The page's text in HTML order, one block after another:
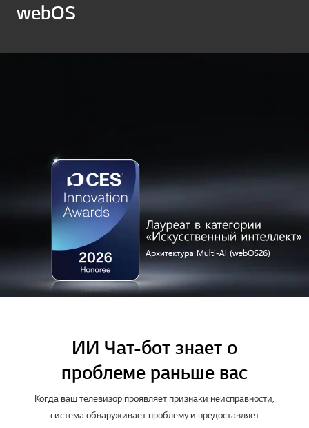
webOS
ИИ Чат-бот знает о
проблеме раньше вас
Когда ваш телевизор проявляет признаки неисправности,
система обнаруживает проблему и предоставляет